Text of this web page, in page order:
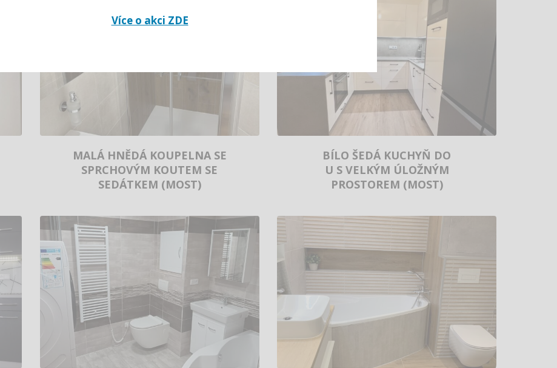
MALÁ HNĚDÁ KOUPELNA SE
SPRCHOVÝM KOUTEM SE
SEDÁTKEM (MOST)
BÍLO ŠEDÁ KUCHYŇ DO
U S VELKÝM ÚLOŽNÝM
PROSTOREM (MOST)
Více o akci ZDE